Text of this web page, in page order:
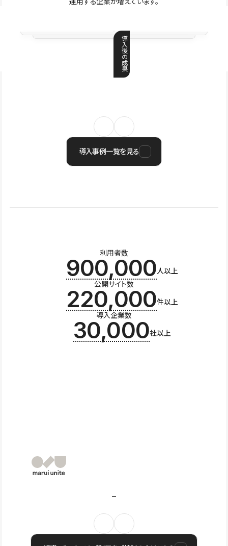
導
入
後
の
成
果
導入事例一覧を見る
利用者数
900,000人以上
公開サイト数
220,000件以上
導入企業数
30,000社以上